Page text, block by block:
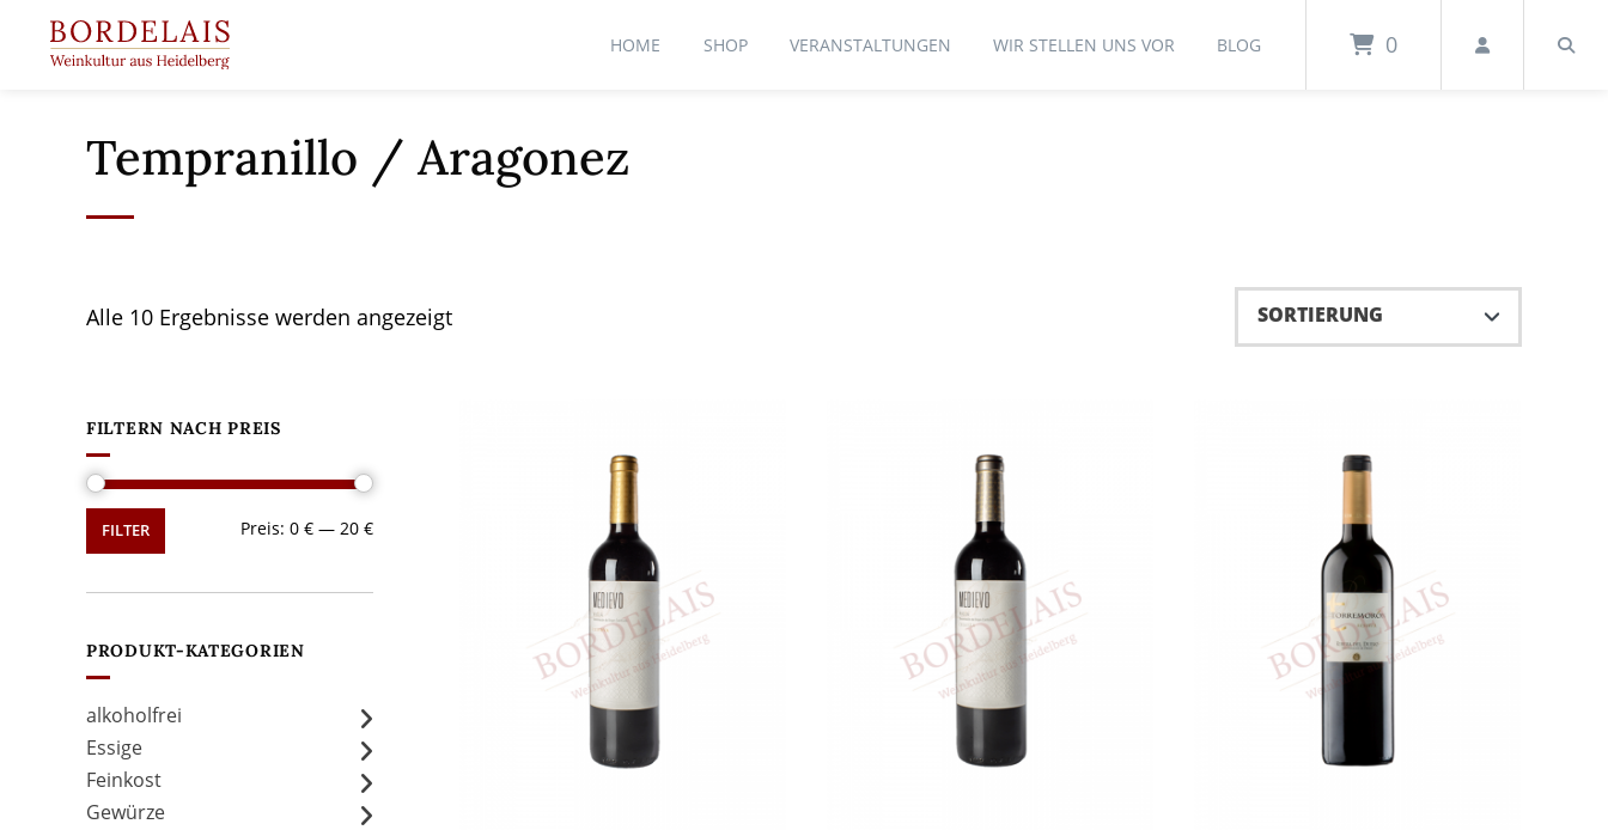
HOME SHOP VERANSTALTUNGEN WIR STELLEN UNS VOR BLOG 0
Tempranillo / Aragonez
Alle 10 Ergebnisse werden angezeigt
FILTERN NACH PREIS
Min.
Max.
FILTER Preis: 0 €— 20 €
PRODUKT-KATEGORIEN
alkoholfrei
Essige
Feinkost
Gewürze